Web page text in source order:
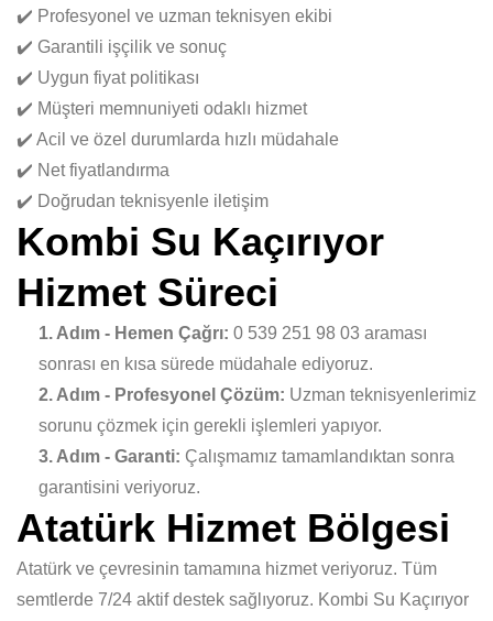
✔️ Profesyonel ve uzman teknisyen ekibi
✔️ Garantili işçilik ve sonuç
✔️ Uygun fiyat politikası
✔️ Müşteri memnuniyeti odaklı hizmet
✔️ Acil ve özel durumlarda hızlı müdahale
✔️ Net fiyatlandırma
✔️ Doğrudan teknisyenle iletişim
Kombi Su Kaçırıyor
Hizmet Süreci
1. Adım - Hemen Çağrı: 0 539 251 98 03 araması
sonrası en kısa sürede müdahale ediyoruz.
2. Adım - Profesyonel Çözüm: Uzman teknisyenlerimiz
sorunu çözmek için gerekli işlemleri yapıyor.
3. Adım - Garanti: Çalışmamız tamamlandıktan sonra
garantisini veriyoruz.
Atatürk Hizmet Bölgesi
Atatürk ve çevresinin tamamına hizmet veriyoruz. Tüm
semtlerde 7/24 aktif destek sağlıyoruz. Kombi Su Kaçırıyor